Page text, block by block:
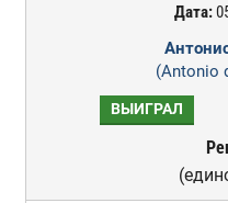
Дата:
(Antonio
ВЫИГРАЛ